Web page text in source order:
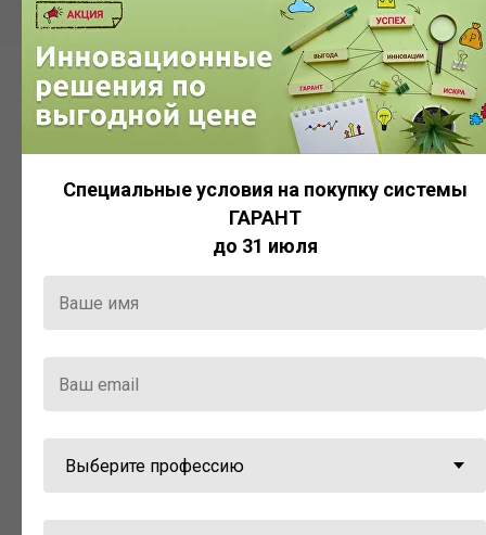
Компания «Гарант» стала
победителем премии «Время
Система
ГАРАНТ
Актуальная правовая информация
и инструменты для максимально
эффективной работы с ней.
Специальные условия на покупку системы
ГАРАНТ
до 31 июля